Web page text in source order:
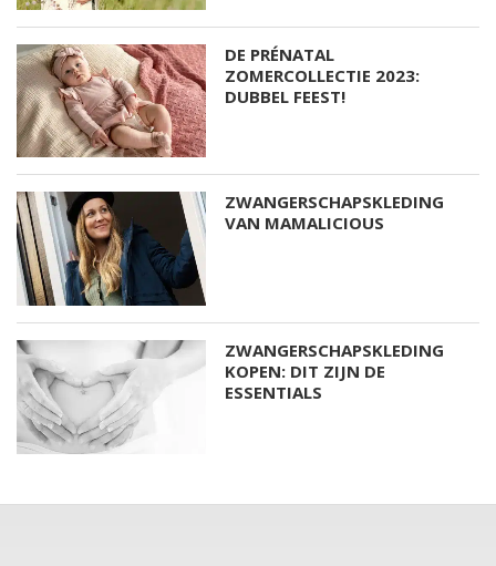
DE PRÉNATAL
ZOMERCOLLECTIE 2023:
DUBBEL FEEST!
ZWANGERSCHAPSKLEDING
VAN MAMALICIOUS
ZWANGERSCHAPSKLEDING
KOPEN: DIT ZIJN DE
ESSENTIALS